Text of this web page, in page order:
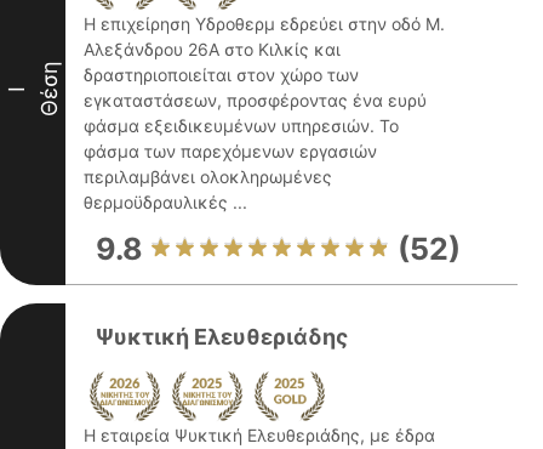
I Θέση
Η επιχείρηση Υδροθερμ εδρεύει στην οδό Μ.
Αλεξάνδρου 26Α στο Κιλκίς και
δραστηριοποιείται στον χώρο των
εγκαταστάσεων, προσφέροντας ένα ευρύ
φάσμα εξειδικευμένων υπηρεσιών. Το
φάσμα των παρεχόμενων εργασιών
περιλαμβάνει ολοκληρωμένες
θερμοϋδραυλικές ...
9.8 (52)
Ψυκτική Ελευθεριάδης
Η εταιρεία Ψυκτική Ελευθεριάδης, με έδρα